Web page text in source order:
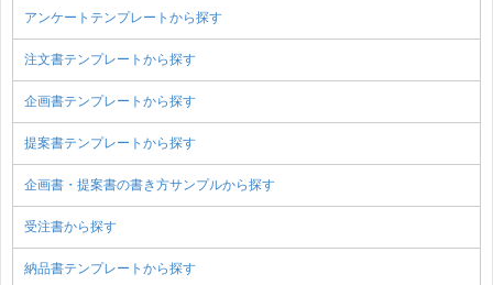
アンケートテンプレートから探す
注文書テンプレートから探す
企画書テンプレートから探す
提案書テンプレートから探す
企画書・提案書の書き方サンプルから探す
受注書から探す
納品書テンプレートから探す